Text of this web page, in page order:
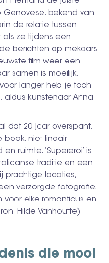
Genovese, bekend van
de relatie tussen
als ze tijdens een
berichten op mekaars
film weer een
samen is moeilijk,
langer heb je toch
aldus kunstenaar Anna
dat 20 jaar overspant,
boek, niet lineair
ruimte. ‘Supereroi’ is
traditie en een
prachtige locaties,
verzorgde fotografie.
voor elke romanticus en
Hilde Vanhoutte)
die mooi